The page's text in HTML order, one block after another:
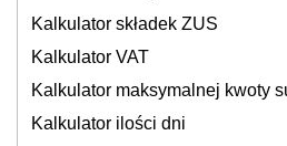
Kalkulator składek ZUS
Kalkulator VAT
Kalkulator maksymalnej kwoty
Kalkulator ilości dni